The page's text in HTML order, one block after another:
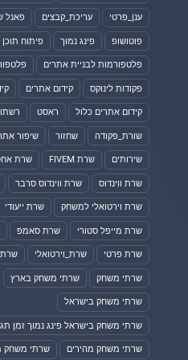
ענן_פרטי עריכת_קבצים פאנל
פוטושופ פינג נמוך פיתוח תוכן
פלטפורמות לבניית אתרים
פקודות לינוקס קידום אתרים
קידום אתרים כלול ראסט
שורת_פקודה שחזור שיפור
שירותים שרת FIVEM שרת
שרת ווינדוס שרת ווינדוס סרבר
שרת וירטואלי למשחק שרת ייעודי
שרת מייפל סטורי שרת סאמפ
שרת פרטי שרת_וירטואלי
שרתי משחק שרתי משחק בארץ
שרתי משחק בישראל
שרתי משחק בישראל פינג נמוך זמן
שרתי משחק מהירים שרתי משחק